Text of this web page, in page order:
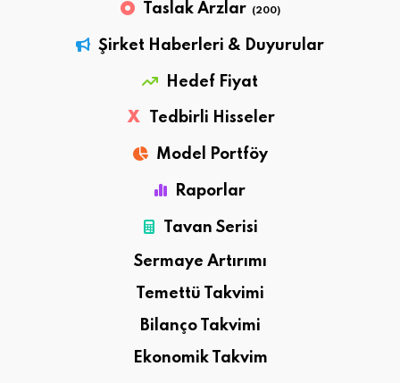
Taslak Arzlar (200)
Şirket Haberleri & Duyurular
Hedef Fiyat
X Tedbirli Hisseler
Model Portföy
Raporlar
Tavan Serisi
Sermaye Artırımı
Temettü Takvimi
Bilanço Takvimi
Ekonomik Takvim